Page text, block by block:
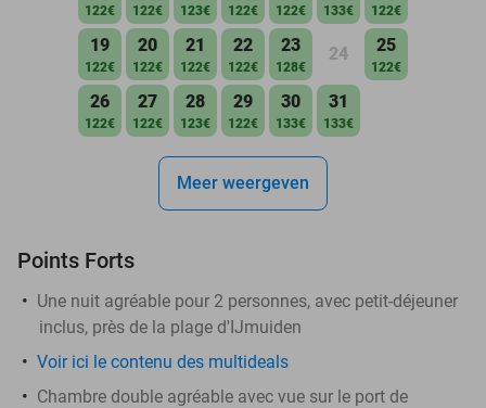
122€ 122€ 123€ 122€ 122€ 133€ 122€
19
122€
20
122€
21
122€
22
122€
23
128€
24 25
122€
26
122€
27
122€
28
123€
29
122€
30
133€
31
133€
Meer weergeven
Points Forts
Une nuit agréable pour 2 personnes, avec petit-déjeuner
inclus, près de la plage d'IJmuiden
Voir ici le contenu des multideals
Chambre double agréable avec vue sur le port de